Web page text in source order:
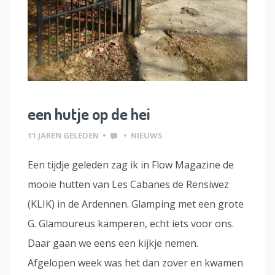
een hutje op de hei
11 JAREN GELEDEN • • NIEUWS
Een tijdje geleden zag ik in Flow Magazine de
mooie hutten van Les Cabanes de Rensiwez
(KLIK) in de Ardennen. Glamping met een grote
G. Glamoureus kamperen, echt iets voor ons.
Daar gaan we eens een kijkje nemen.
Afgelopen week was het dan zover en kwamen